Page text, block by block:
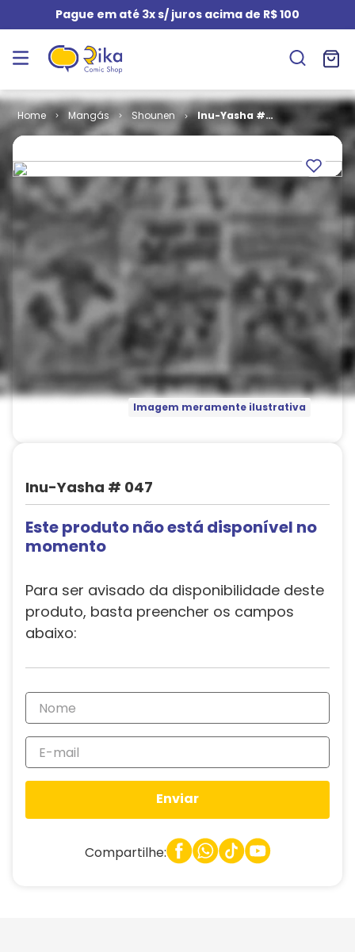
Pague em até 3x s/ juros acima de R$ 100
Mangás Shounen
Inu-Yasha #
Imagem meramente ilustrativa
Inu-Yasha # 047
Este produto não está disponível no
momento
Para ser avisado da disponibilidade deste
produto, basta preencher os campos
abaixo:
Enviar
Compartilhe: